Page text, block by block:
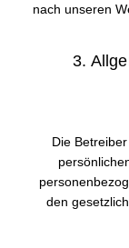
nach unseren
3.
Die
den